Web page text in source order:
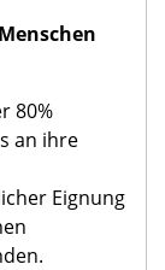
80%
an ihre
Eignung